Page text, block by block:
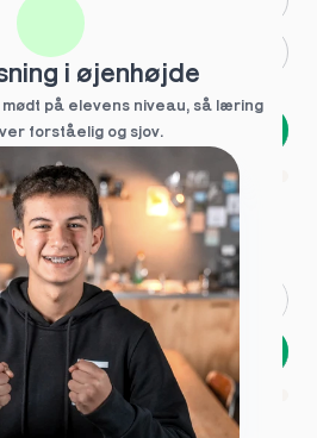
Næste
Spring over
at finde den rette tutor
du?
Efternavn*
Næste
- oplysninger deles aldrig
at finde den rette tutor
i øjenhøjde
på elevens niveau, så læring
forståelig og sjov.